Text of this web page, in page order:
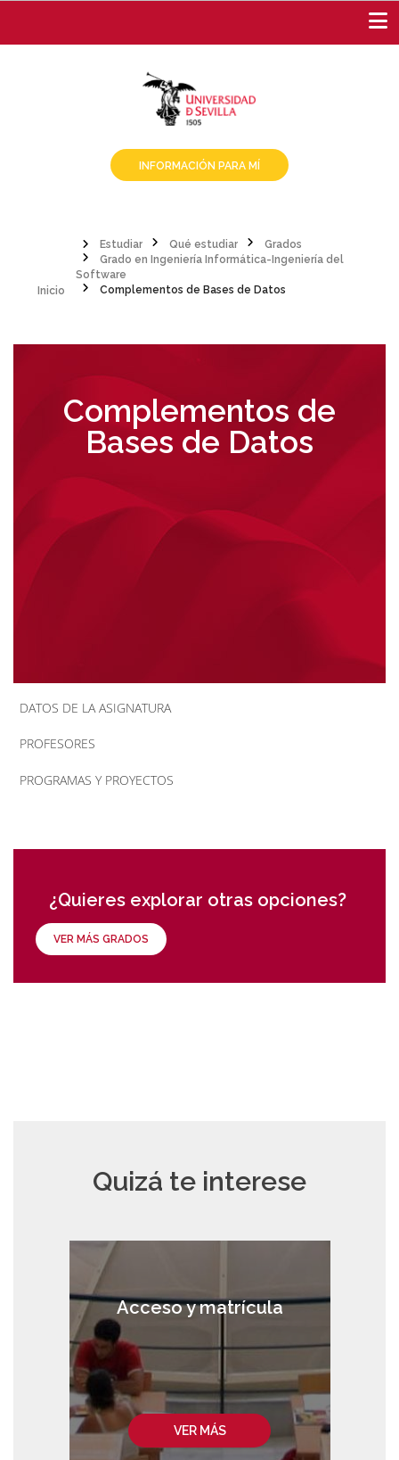
contenido
INFORMACIÓN PARA MÍ
Sobrescribir
enlaces
navegación
Estudiar Qué estudiar
Grados
Grado en Ingeniería Informática-Ingeniería del
Software
Complementos de Bases de Datos
Complementos de
Bases de Datos
DATOS DE LA ASIGNATURA
PROFESORES
PROGRAMAS Y PROYECTOS
¿Quieres explorar otras opciones?
VER MÁS GRADOS
Quizá te interese
VER MÁS
Acceso y matrícula